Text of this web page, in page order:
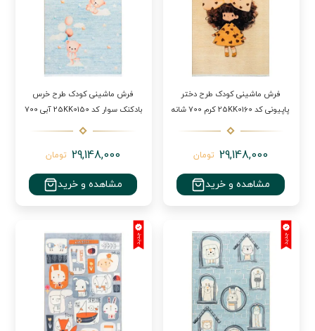
فرش ماشینی کودک طرح دختر
پاپیونی کد 25KK0160 کرم 700 شانه
29,148,000 تومان
مشاهده و خرید
فرش ماشینی کودک طرح خرس
بادکنک سوار کد 25KK0150 آبی 700
شانه
29,148,000 تومان
مشاهده و خرید